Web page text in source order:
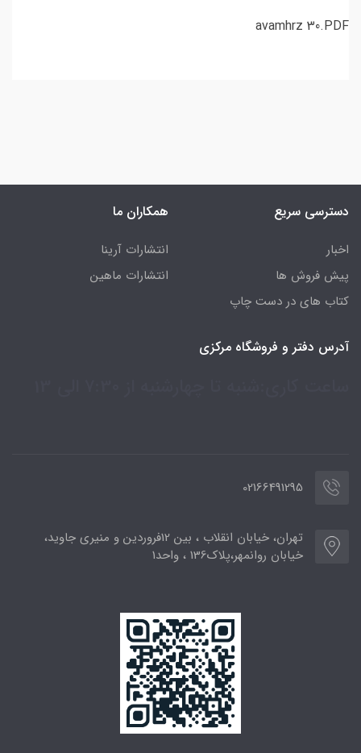
avamhrz 30.PDF
دسترسی سریع
اخبار
پیش فروش ها
کتاب های در دست چاپ
همکاران ما
انتشارات آرینا
انتشارات ماهین
آدرس دفتر و فروشگاه مرکزی
02166491295
تهران، خیابان انقلاب ، بین 12فروردین و منیری جاوید،
خیابان روانمهر،پلاک136 ، واحد1